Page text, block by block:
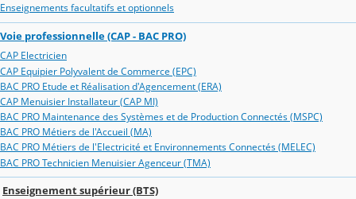
Enseignements facultatifs et optionnels
Voie professionnelle (CAP - BAC PRO)
CAP Electricien
CAP Equipier Polyvalent de Commerce (EPC)
BAC PRO Etude et Réalisation d'Agencement (ERA)
CAP Menuisier Installateur (CAP MI)
BAC PRO Maintenance des Systèmes et de Production Connectés (MSPC)
BAC PRO Métiers de l'Accueil (MA)
BAC PRO Métiers de l'Electricité et Environnements Connectés (MELEC)
BAC PRO Technicien Menuisier Agenceur (TMA)
Enseignement supérieur (BTS)